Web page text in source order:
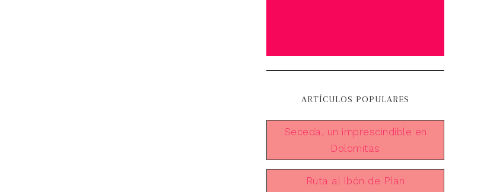
ARTÍCULOS POPULARES
Seceda, un imprescindible en
Dolomitas
Ruta al Ibón de Plan